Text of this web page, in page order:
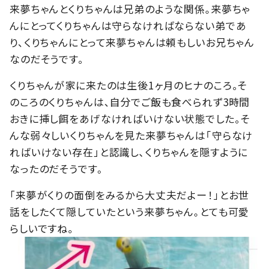
来夢ちゃんとくりちゃんは兄弟のような関係。来夢ちゃ
んにとってくりちゃんは守らなければならない弟であ
り、くりちゃんにとって来夢ちゃんは頼もしいお兄ちゃん
なのだそうです。
くりちゃんが家に来たのは生後1ヶ月のヒナのころ。そ
のころのくりちゃんは、自分でご飯も食べられず3時間
おきに挿し餌をあげなければいけない状態でした。そ
んな弱々しいくりちゃんを見た来夢ちゃんは「守らなけ
ればいけない存在」と認識し、くりちゃんを隠すように
なったのだそうです。
「来夢がくりの面倒をみるから大丈夫だよー！」とお世
話をしたくて隠していたという来夢ちゃん。とても可愛
らしいですね。